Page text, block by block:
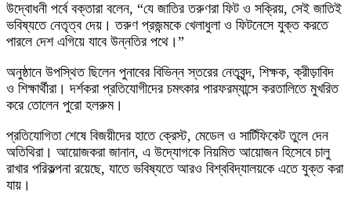
উদ্বোধনী পর্বে বক্তারা বলেন, “যে জাতির তরুণরা ফিট ও সক্রিয়, সেই জাতিই
ভবিষ্যতে নেতৃত্ব দেয়। তরুণ প্রজন্মকে খেলাধুলা ও ফিটনেসে যুক্ত করতে
পারলে দেশ এগিয়ে যাবে উন্নতির পথে।”
অনুষ্ঠানে উপস্থিত ছিলেন পুনাবের বিভিন্ন স্তরের নেতৃবৃন্দ, শিক্ষক, ক্রীড়াবিদ
ও শিক্ষার্থীরা। দর্শকরা প্রতিযোগীদের চমৎকার পারফরম্যান্সে করতালিতে মুখরিত
করে তোলেন পুরো হলরুম।
প্রতিযোগিতা শেষে বিজয়ীদের হাতে ক্রেস্ট, মেডেল ও সার্টিফিকেট তুলে দেন
অতিথিরা। আয়োজকরা জানান, এ উদ্যোগকে নিয়মিত আয়োজন হিসেবে চালু
রাখার পরিকল্পনা রয়েছে, যাতে ভবিষ্যতে আরও বিশ্ববিদ্যালয়কে এতে যুক্ত করা
যায়।